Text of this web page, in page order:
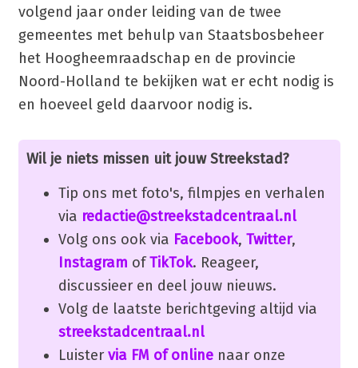
volgend jaar onder leiding van de twee
gemeentes met behulp van Staatsbosbeheer
het Hoogheemraadschap en de provincie
Noord-Holland te bekijken wat er echt nodig is
en hoeveel geld daarvoor nodig is.
Wil je niets missen uit jouw Streekstad?
Tip ons met foto's, filmpjes en verhalen
via redactie@streekstadcentraal.nl
Volg ons ook via Facebook, Twitter,
Instagram ofTikTok. Reageer,
discussieer en deel jouw nieuws.
Volg de laatste berichtgeving altijd via
streekstadcentraal.nl
Luister via FM of onlinenaar onze